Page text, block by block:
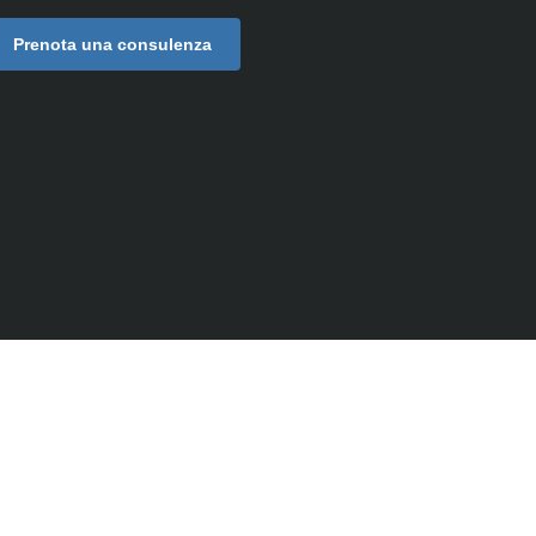
Prenota una consulenza